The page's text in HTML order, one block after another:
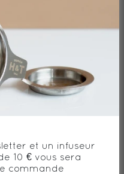
biologique
aussi...et un infuseur
10 € vous sera
commande